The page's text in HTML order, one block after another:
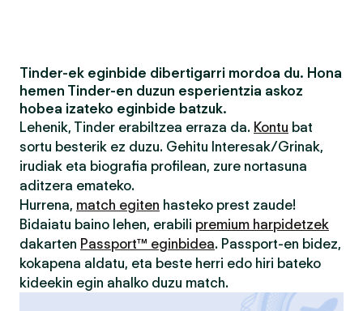
Tinder-ek eginbide dibertigarri mordoa du. Hona
hemen Tinder-en duzun esperientzia askoz
hobea izateko eginbide batzuk.
Lehenik, Tinder erabiltzea erraza da. Kontu bat
sortu besterik ez duzu. Gehitu Interesak/Grinak,
irudiak eta biografia profilean, zure nortasuna
aditzera emateko.
Hurrena, match egiten hasteko prest zaude!
Bidaiatu baino lehen, erabili premium harpidetzek
dakarten Passport™ eginbidea. Passport-en bidez,
kokapena aldatu, eta beste herri edo hiri bateko
kideekin egin ahalko duzu match.